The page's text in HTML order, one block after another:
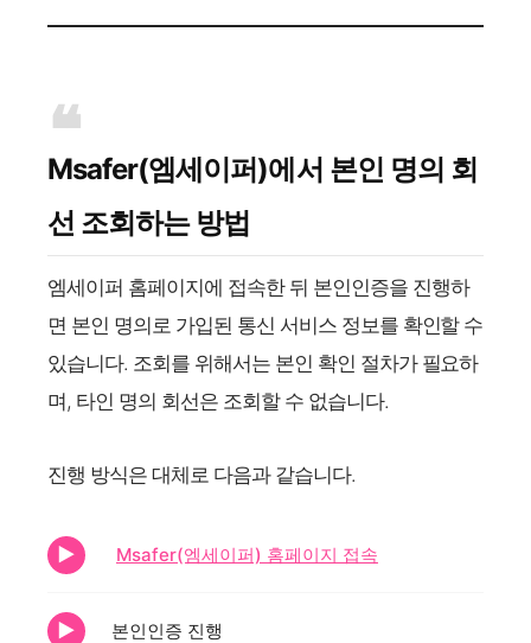
Msafer(엠세이퍼)에서 본인 명의 회
선 조회하는 방법
엠세이퍼 홈페이지에 접속한 뒤 본인인증을 진행하
면 본인 명의로 가입된 통신 서비스 정보를 확인할 수
있습니다. 조회를 위해서는 본인 확인 절차가 필요하
며, 타인 명의 회선은 조회할 수 없습니다.
진행 방식은 대체로 다음과 같습니다.
Msafer(엠세이퍼) 홈페이지 접속
본인인증 진행